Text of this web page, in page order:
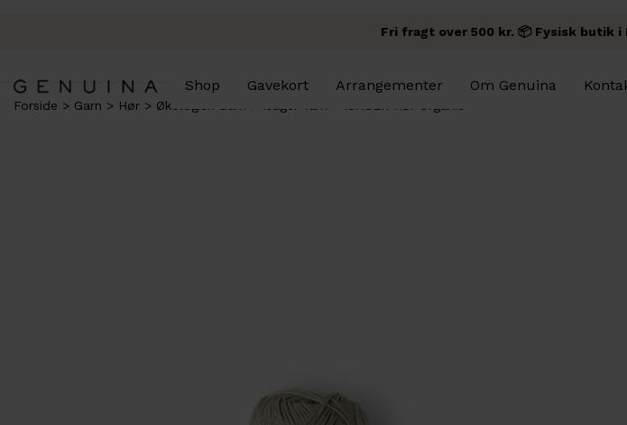
Fri fragt over 500 kr. 📦 Fysisk butik i
Shop Gavekort Arrangementer Om Genuina
Forside Garn Hør Økologisk Garn